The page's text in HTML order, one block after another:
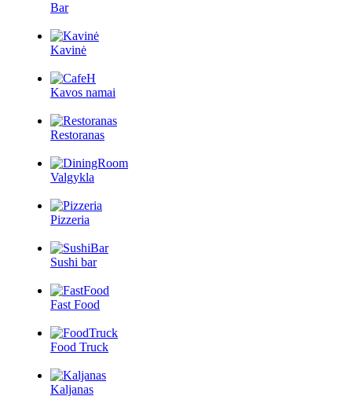
Bar
Kavinė
Kavos namai
Restoranas
Valgykla
Pizzeria
Sushi bar
Fast Food
Food Truck
Kaljanas